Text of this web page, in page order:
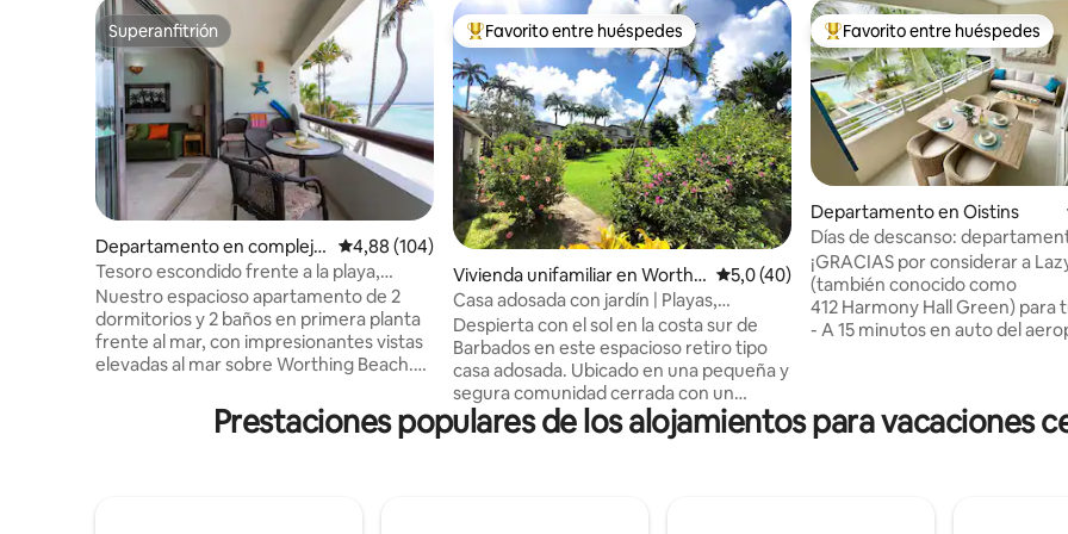
Superanfitrión
Superanfitrión
Departamento en complejo
residencial en Worthing
Calificación promedio: 4,88 de 5. 104 evaluaciones
4,88 (104)
Tesoro escondido frente a la playa,
Barbados
Nuestro espacioso apartamento de 2
dormitorios y 2 baños en primera planta
frente al mar, con impresionantes vistas
elevadas al mar sobre Worthing Beach.
playa y un juego completo de
electrodomésticos y utensilios de cocina.
Favorito entre los huéspedes más destacados
Favorito entre huéspedes
Vivienda unifamiliar en Worthi
ng
Calificación promedio: 5,0 de 5. 40
5,0 (40)
Casa adosada con jardín | Playas,
restaurantes y paseo marítimo
Despierta con el sol en la costa sur de
Barbados en este espacioso retiro tipo
casa adosada. Ubicado en una pequeña y
segura comunidad cerrada con un
exuberante jardín y en su mayoría
residentes de larga duración. • A 10
Favorito entre los huéspedes
Favorito entre huéspedes
Departamento en Oistins
Días de descanso:
habitación cerca de la playa
¡GRACIAS por considerar a
(también conocido como
412 Harmony Hall Green) para
- A 15 minutos en auto del
cerrada Harmony Hall Green
Christ Church). - A 5-10 minutos
Prestaciones populares de los alojamientos para vacaciones